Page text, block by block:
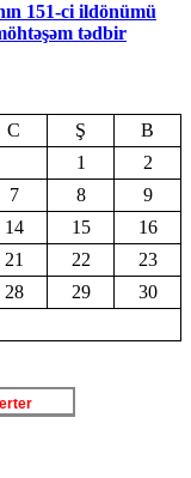
151-ci ildönümü
tədbir
C Ş
B
1
2
7 8
9
14 15
16
21 22
23
28 29
30